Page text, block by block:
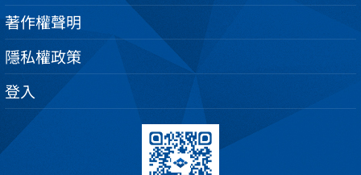
著作權聲明
隱私權政策
登入